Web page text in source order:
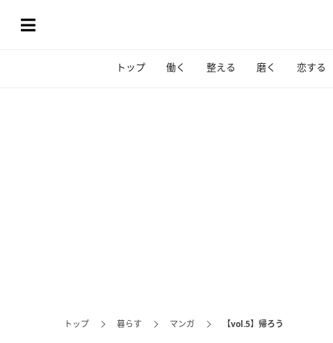
トップ 働く 整える 磨く 恋する
トップ 暮らす マンガ 【vol.5】帰ろう